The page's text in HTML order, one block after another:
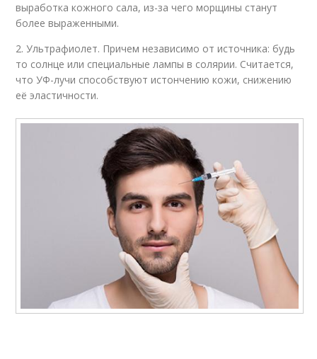
выработка кожного сала, из-за чего морщины станут
более выраженными.
2. Ультрафиолет. Причем независимо от источника: будь
то солнце или специальные лампы в солярии. Считается,
что УФ-лучи способствуют истончению кожи, снижению
её эластичности.